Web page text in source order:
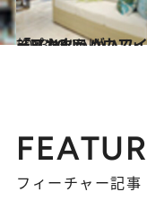
2013.10.21
「アカクラハウス」「FLAG-J」がハワイにオープン！
旅＆お出かけ
フィーチャー記事